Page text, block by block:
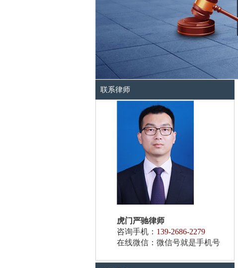
联系律师
虎门严驰律师
咨询手机： 139-2686-2279
在线微信：微信号就是手机号